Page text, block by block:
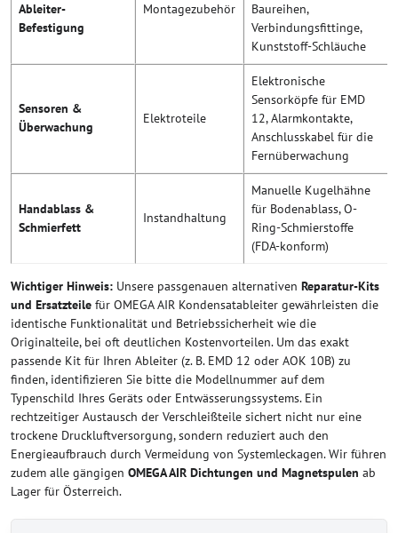
Ableiter-
Befestigung
Montagezubehör
Baureihen,
Verbindungsfittinge,
Kunststoff-Schläuche
Sensoren &
Überwachung
Elektroteile
Elektronische
Sensorköpfe für EMD
12, Alarmkontakte,
Anschlusskabel für die
Fernüberwachung
Handablass &
Schmierfett
Instandhaltung
Manuelle Kugelhähne
für Bodenablass, O-
Ring-Schmierstoffe
(FDA-konform)
Wichtiger Hinweis: Unsere passgenauen alternativen Reparatur-Kits
und Ersatzteile für OMEGA AIR Kondensatableiter gewährleisten die
identische Funktionalität und Betriebssicherheit wie die
Originalteile, bei oft deutlichen Kostenvorteilen. Um das exakt
passende Kit für Ihren Ableiter (z. B. EMD 12 oder AOK 10B) zu
finden, identifizieren Sie bitte die Modellnummer auf dem
Typenschild Ihres Geräts oder Entwässerungssystems. Ein
rechtzeitiger Austausch der Verschleißteile sichert nicht nur eine
trockene Druckluftversorgung, sondern reduziert auch den
Energieaufbrauch durch Vermeidung von Systemleckagen. Wir führen
zudem alle gängigen OMEGA AIR Dichtungen und Magnetspulen ab
Lager für Österreich.